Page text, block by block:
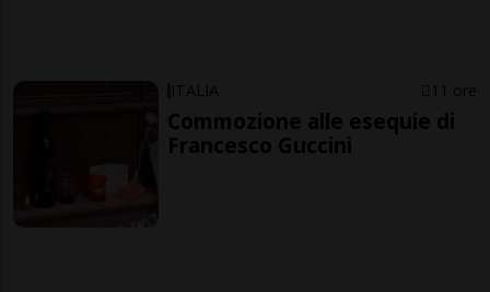
ITALIA 11 ore
Commozione alle esequie di
Francesco Guccini